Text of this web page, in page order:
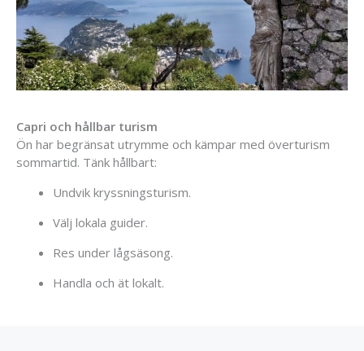
Capri och hållbar turism
Ön har begränsat utrymme och kämpar med överturism
sommartid. Tänk hållbart:
Undvik kryssningsturism.
Välj lokala guider.
Res under lågsäsong.
Handla och ät lokalt.